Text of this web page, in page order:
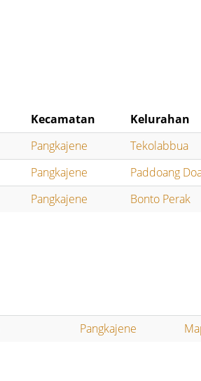
Kecamatan
Kelurahan
Pangkajene
Tekolabbua
Pangkajene
Paddoang
Pangkajene Bonto Perak
Pangkajene